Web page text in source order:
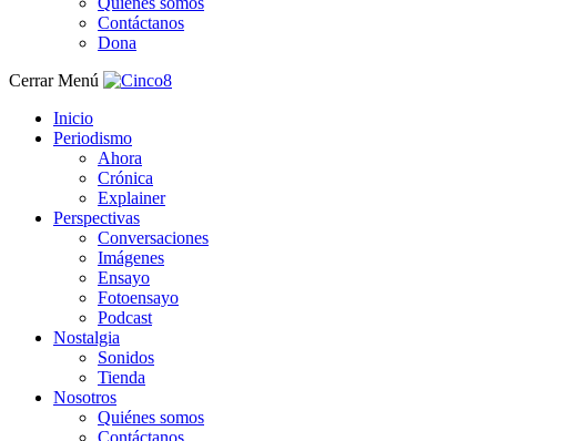
Contáctanos
Dona
Cerrar Menú
Inicio
Periodismo
Ahora
Crónica
Explainer
Perspectivas
Conversaciones
Imágenes
Ensayo
Fotoensayo
Podcast
Nostalgia
Sonidos
Tienda
Nosotros
Quiénes somos
Contáctanos